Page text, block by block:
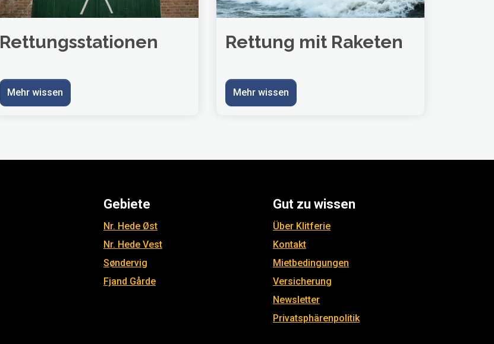
Rettungsstationen
Mehr wissen
Rettung mit Raketen
Mehr wissen
Gebiete
Nr. Hede Øst
Nr. Hede Vest
Søndervig
Fjand Gårde
Gut zu wissen
Über Klitferie
Kontakt
Mietbedingungen
Versicherung
Newsletter
Privatsphärenpolitik